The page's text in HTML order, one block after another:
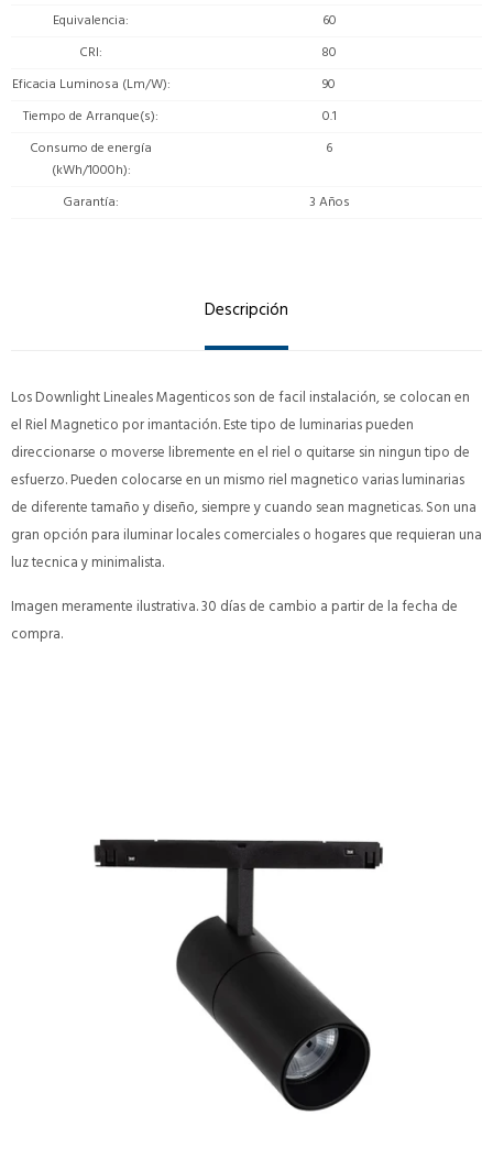
Equivalencia
60
CRI
80
Eficacia Luminosa (Lm/W)
90
Tiempo de Arranque(s)
0.1
Consumo de energía
(kWh/1000h)
6
Garantía 3 Años
Descripción
Los Downlight Lineales Magenticos son de facil instalación, se colocan en
el Riel Magnetico por imantación. Este tipo de luminarias pueden
direccionarse o moverse libremente en el riel o quitarse sin ningun tipo de
esfuerzo. Pueden colocarse en un mismo riel magnetico varias luminarias
de diferente tamaño y diseño, siempre y cuando sean magneticas. Son una
gran opción para iluminar locales comerciales o hogares que requieran una
luz tecnica y minimalista.
Imagen meramente ilustrativa. 30 días de cambio a partir de la fecha de
compra.